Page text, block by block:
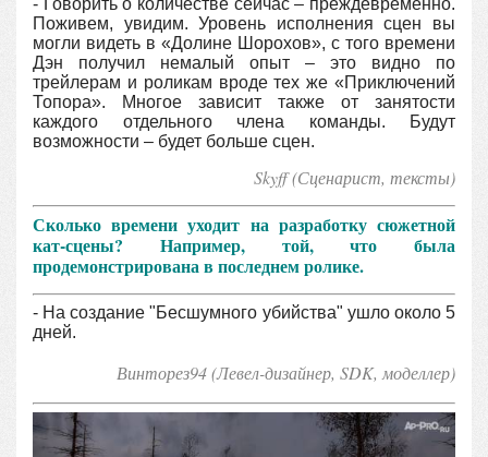
- Говорить о количестве сейчас – преждевременно.
Поживем, увидим. Уровень исполнения сцен вы
могли видеть в «Долине Шорохов», с того времени
Дэн получил немалый опыт – это видно по
трейлерам и роликам вроде тех же «Приключений
Топора». Многое зависит также от занятости
каждого отдельного члена команды. Будут
возможности – будет больше сцен.
Skyff (Сценарист, тексты)
Сколько времени уходит на разработку сюжетной
кат-сцены? Например, той, что была
продемонстрирована в последнем ролике.
- На создание "Бесшумного убийства" ушло около 5
дней.
Винторез94 (Левел-дизайнер, SDK, моделлер)